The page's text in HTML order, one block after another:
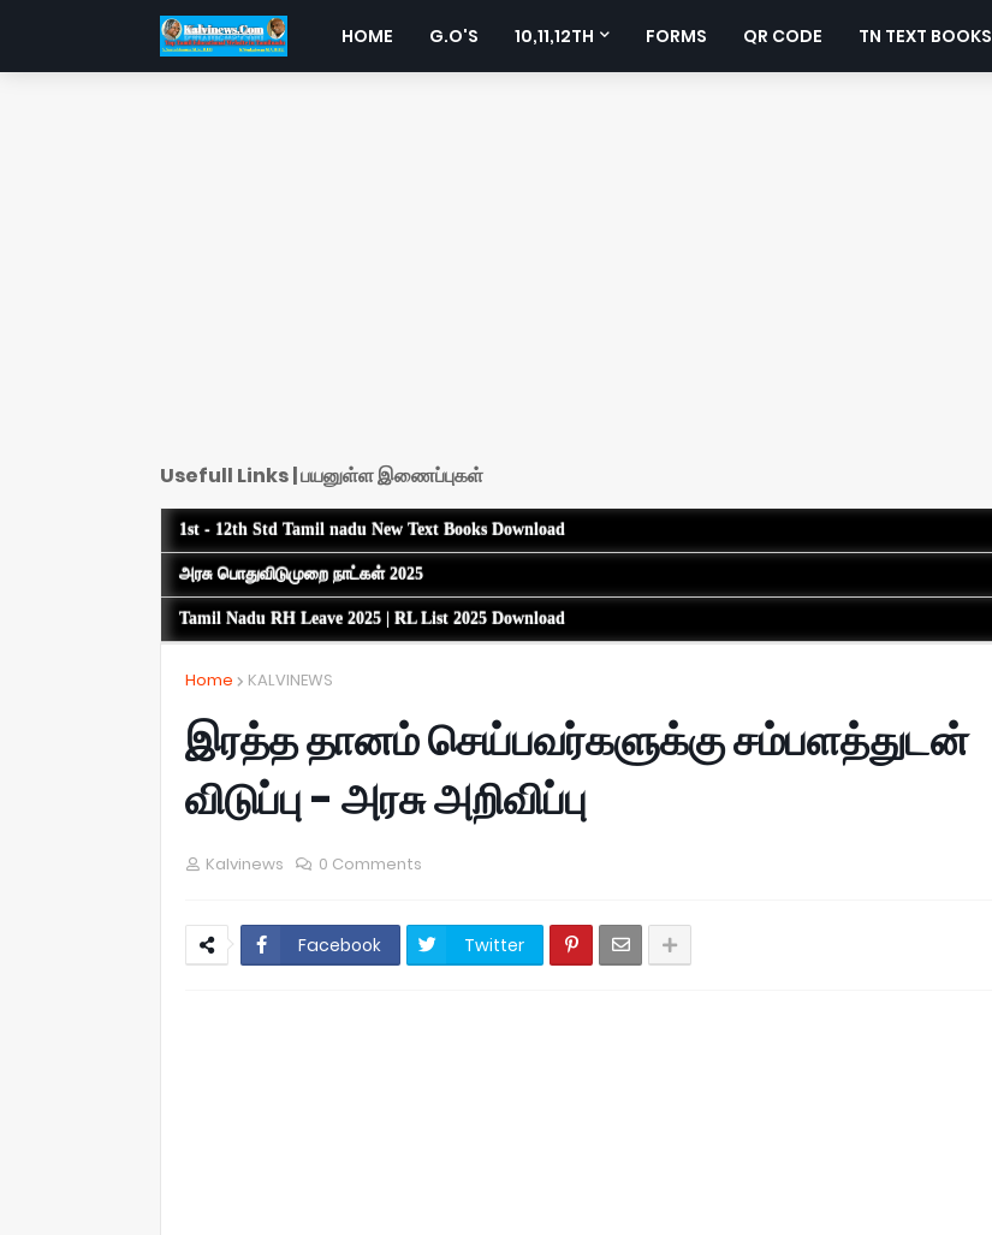
HOME G.O'S 10,11,12TH FORMS QR CODE TN TEXT BOOKS
Usefull Links | பயனுள்ள இணைப்புகள்
1st - 12th Std Tamil nadu New Text Books Download
அரசு பொதுவிடுமுறை நாட்கள் 2025
Tamil Nadu RH Leave 2025 | RL List 2025 Download
Home KALVINEWS
இரத்த தானம் செய்பவர்களுக்கு சம்பளத்துடன்
விடுப்பு - அரசு அறிவிப்பு
Kalvinews 0 Comments
Facebook Twitter